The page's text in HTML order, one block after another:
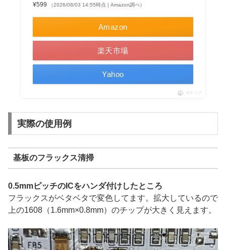
¥599
（2026/08/03 14:55時点 | Amazon調べ）
Amazon
楽天市場
Yahoo
ポチップ
実際の使用例
基板のフラックス清掃
0.5mmピッチのICをハンダ付けしたところ
フラックスがベタベタで変色してます。拡大しているので
上の1608（1.6mm×0.8mm）のチップが大きく見えます。